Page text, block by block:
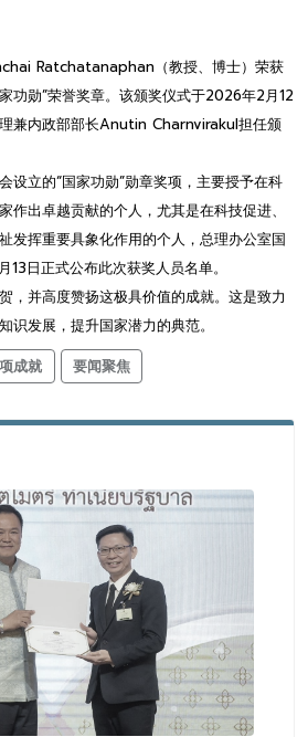
Ratchatanaphan（教授、博士）荣获
功勋”荣誉奖章。该颁奖仪式于2026年2月12
兼内政部部长Anutin Charnvirakul担任颁
设立的“国家功勋”勋章奖项，主要授予在科
作出卓越贡献的个人，尤其是在科技促进、
发挥重要具象化作用的个人，总理办公室国
日正式公布此次获奖人员名单。
，并高度赞扬这极具价值的成就。这是致力
识发展，提升国家潜力的典范。
成就 要闻聚焦